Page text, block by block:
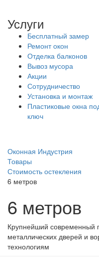
Услуги
Бесплатный замер
Ремонт окон
Отделка балконов
Вывоз мусора
Акции
Сотрудничество
Установка и монтаж
Пластиковые окна
ключ
Оконная Индустрия
Товары
Стоимость остекления
6 метров
6 метров
Крупнейший современный
металлических дверей и
технологиям